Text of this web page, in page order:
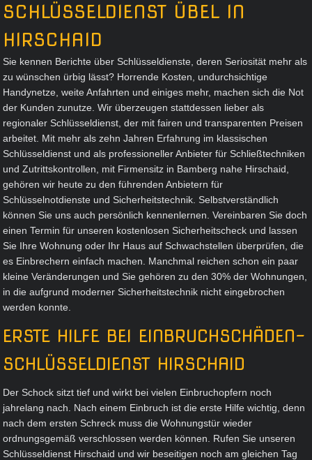
SCHLÜSSELDIENST ÜBEL IN
HIRSCHAID
Sie kennen Berichte über Schlüsseldienste, deren Seriosität mehr als
zu wünschen ürbig lässt? Horrende Kosten, undurchsichtige
Handynetze, weite Anfahrten und einiges mehr, machen sich die Not
der Kunden zunutze. Wir überzeugen stattdessen lieber als
regionaler Schlüsseldienst, der mit fairen und transparenten Preisen
arbeitet. Mit mehr als zehn Jahren Erfahrung im klassischen
Schlüsseldienst und als professioneller Anbieter für Schließtechniken
und Zutrittskontrollen, mit Firmensitz in Bamberg nahe Hirschaid,
gehören wir heute zu den führenden Anbietern für
Schlüsselnotdienste und Sicherheitstechnik. Selbstverständlich
können Sie uns auch persönlich kennenlernen. Vereinbaren Sie doch
einen Termin für unseren kostenlosen Sicherheitscheck und lassen
Sie Ihre Wohnung oder Ihr Haus auf Schwachstellen überprüfen, die
es Einbrechern einfach machen. Manchmal reichen schon ein paar
kleine Veränderungen und Sie gehören zu den 30% der Wohnungen,
in die aufgrund moderner Sicherheitstechnik nicht eingebrochen
werden konnte.
ERSTE HILFE BEI EINBRUCHSCHÄDEN-
SCHLÜSSELDIENST HIRSCHAID
Der Schock sitzt tief und wirkt bei vielen Einbruchopfern noch
jahrelang nach. Nach einem Einbruch ist die erste Hilfe wichtig, denn
nach dem ersten Schreck muss die Wohnungstür wieder
ordnungsgemäß verschlossen werden können. Rufen Sie unseren
Schlüsseldienst Hirschaid und wir beseitigen noch am gleichen Tag